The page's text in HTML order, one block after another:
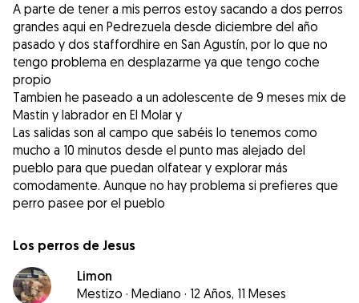
A parte de tener a mis perros estoy sacando a dos perros
grandes aqui en Pedrezuela desde diciembre del año
pasado y dos staffordhire en San Agustín, por lo que no
tengo problema en desplazarme ya que tengo coche
propio
Tambien he paseado a un adolescente de 9 meses mix de
Mastin y labrador en El Molar y
Las salidas son al campo que sabéis lo tenemos como
mucho a 10 minutos desde el punto mas alejado del
pueblo para que puedan olfatear y explorar más
comodamente. Aunque no hay problema si prefieres que
perro pasee por el pueblo
Los perros de Jesus
Limon
Mestizo · Mediano · 12 Años, 11 Meses